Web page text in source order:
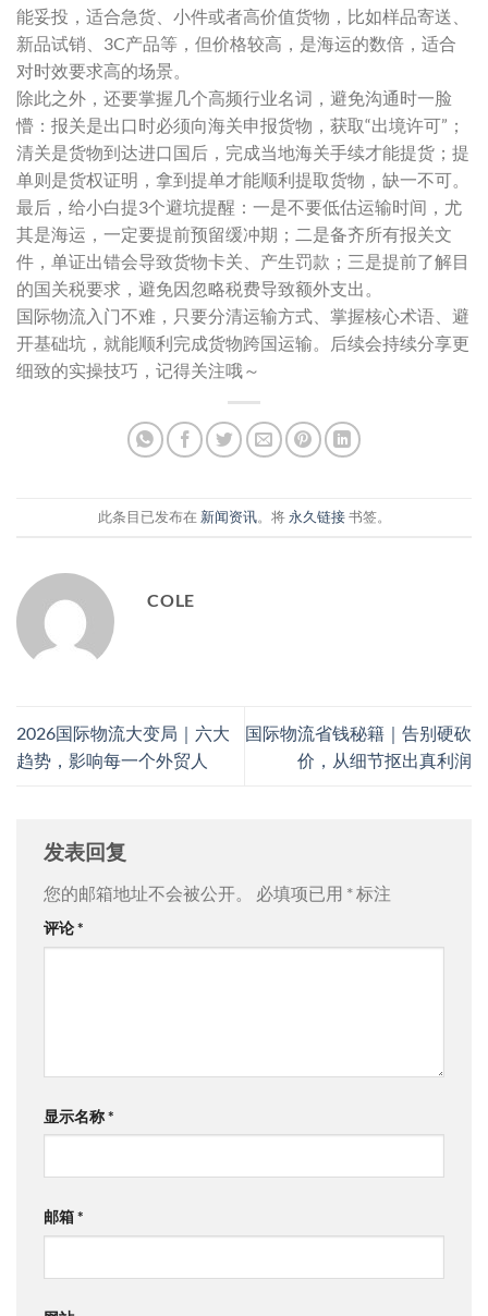
能妥投，适合急货、小件或者高价值货物，比如样品寄送、
新品试销、3C产品等，但价格较高，是海运的数倍，适合
对时效要求高的场景。
除此之外，还要掌握几个高频行业名词，避免沟通时一脸
懵：报关是出口时必须向海关申报货物，获取“出境许可”；
清关是货物到达进口国后，完成当地海关手续才能提货；提
单则是货权证明，拿到提单才能顺利提取货物，缺一不可。
最后，给小白提3个避坑提醒：一是不要低估运输时间，尤
其是海运，一定要提前预留缓冲期；二是备齐所有报关文
件，单证出错会导致货物卡关、产生罚款；三是提前了解目
的国关税要求，避免因忽略税费导致额外支出。
国际物流入门不难，只要分清运输方式、掌握核心术语、避
开基础坑，就能顺利完成货物跨国运输。后续会持续分享更
细致的实操技巧，记得关注哦～
此条目已发布在 新闻资讯。将永久链接书签。
COLE
2026国际物流大变局｜六大
趋势，影响每一个外贸人
国际物流省钱秘籍｜告别硬砍
价，从细节抠出真利润
发表回复
您的邮箱地址不会被公开。 必填项已用 *标注
评论*
显示名称*
邮箱*